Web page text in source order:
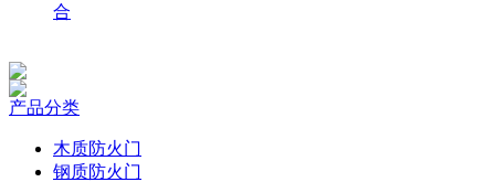
合
产品分类
木质防火门
钢质防火门